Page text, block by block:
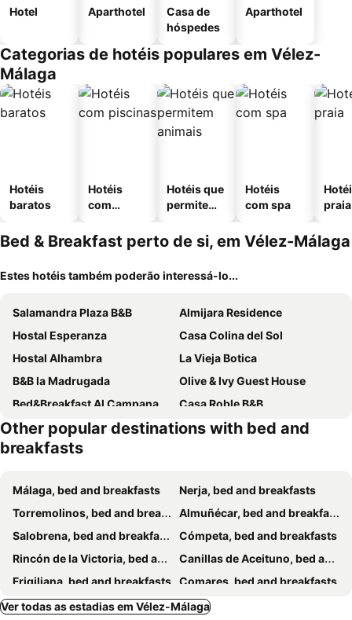
Hotel Aparthotel
Casa de
hóspedes
Aparthotel
Categorias de hotéis populares em Vélez-
Málaga
Hotéis
baratos
Hotéis
com
Hotéis que
permitem
Hotéis
com spa
praia
Bed & Breakfast perto de si, em Vélez-Málaga
Estes hotéis também poderão interessá-lo...
Salamandra Plaza B&B
Almijara Residence
Hostal Esperanza
Casa Colina del Sol
Hostal Alhambra
La Vieja Botica
B&B la Madrugada
Olive & Ivy Guest House
Bed&Breakfast Al Campanario
Casa Roble B&B
La Rana Azul
KiCo
Boutique B&B Villa La Viñuela
Casa María
B&B Casa-Bienvenido
Campo Agave B&B Glamping
B&B Ágora
Casa Hermosa
EL Torreon 109 Charming B&B
Other popular destinations with bed and
breakfasts
Málaga, bed and breakfasts
Nerja, bed and breakfasts
Torremolinos, bed and breakfasts
Almuñécar, bed and breakfasts
Salobrena, bed and breakfasts
Cómpeta, bed and breakfasts
Rincón de la Victoria, bed and breakfasts
Canillas de Aceituno, bed and breakfasts
Frigiliana, bed and breakfasts Comares, bed and breakfasts
Torrox, bed and breakfasts
Antequera, bed and breakfasts
Ver todas as estadias em Vélez-Málaga